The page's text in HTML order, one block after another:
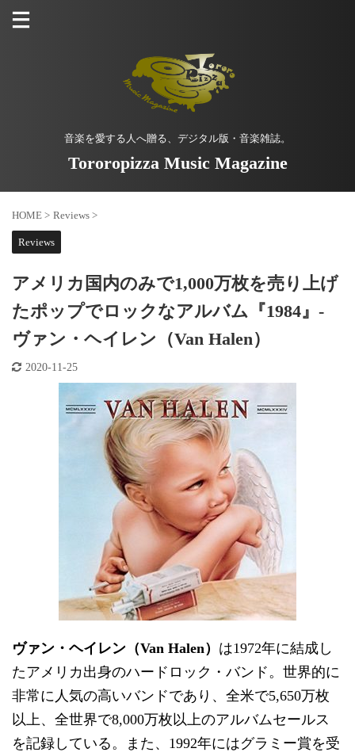
音楽を愛する人へ贈る、デジタル版・音楽雑誌。
Tororopizza Music Magazine
HOME > Reviews >
Reviews
アメリカ国内のみで1,000万枚を売り上げ
たポップでロックなアルバム『1984』-
ヴァン・ヘイレン（Van Halen）
2020-11-25
ヴァン・ヘイレン（Van Halen） は1972年に結成し
たアメリカ出身のハードロック・バンド。世界的に
非常に人気の高いバンドであり、全米で5,650万枚
以上、全世界で8,000万枚以上のアルバムセールス
を記録している。また、1992年にはグラミー賞を受